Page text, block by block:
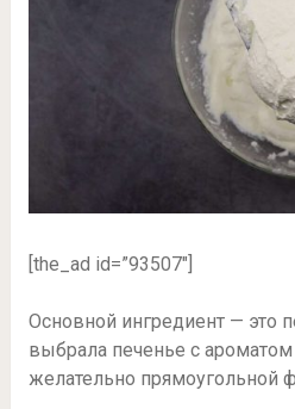
[the_ad id=”93507″]
Основной ингредиент — это
выбрала печенье с
желательно прямоугольной